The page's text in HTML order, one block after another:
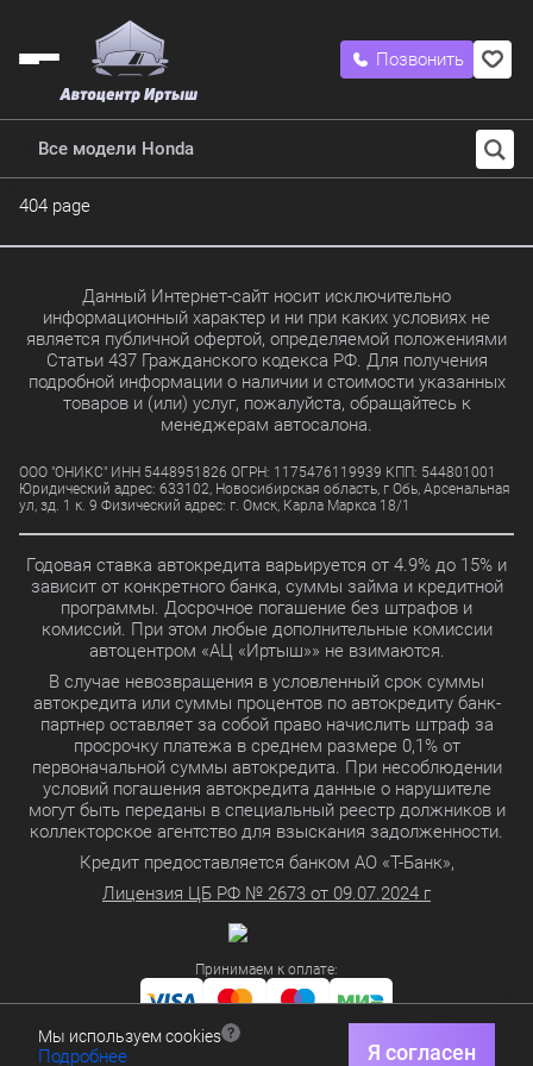
Позвонить
Все модели Honda
404 page
Данный Интернет-сайт носит исключительно
информационный характер и ни при каких условиях не
является публичной офертой, определяемой положениями
Статьи 437 Гражданского кодекса РФ. Для получения
подробной информации о наличии и стоимости указанных
товаров и (или) услуг, пожалуйста, обращайтесь к
менеджерам автосалона.
ООО "ОНИКС" ИНН 5448951826 ОГРН: 1175476119939 КПП: 544801001
Юридический адрес: 633102, Новосибирская область, г Обь, Арсенальная
ул, зд. 1 к. 9 Физический адрес: г. Омск, Карла Маркса 18/1
Годовая ставка автокредита варьируется от 4.9% до 15% и
зависит от конкретного банка, суммы займа и кредитной
программы. Досрочное погашение без штрафов и
комиссий. При этом любые дополнительные комиссии
автоцентром «АЦ «Иртыш»» не взимаются.
В случае невозвращения в условленный срок суммы
автокредита или суммы процентов по автокредиту банк-
партнер оставляет за собой право начислить штраф за
просрочку платежа в среднем размере 0,1% от
первоначальной суммы автокредита. При несоблюдении
условий погашения автокредита данные о нарушителе
могут быть переданы в специальный реестр должников и
коллекторское агентство для взыскания задолженности.
Кредит предоставляется банком АО «Т-Банк»,
Лицензия ЦБ РФ № 2673 от 09.07.2024 г
Принимаем к оплате:
Политика в отношении обработки персональных данных
Мы используем cookies
Подробнее Я согласен